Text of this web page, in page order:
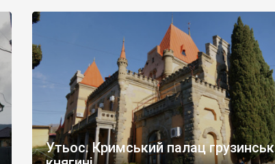
Утьос. Кримський палац